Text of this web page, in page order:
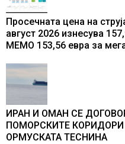
Просечната цена на
август 2026 изнесува
МЕМО 153,56 евра за
ИРАН И ОМАН СЕ
ПОМОРСКИТЕ
ОРМУСКАТА ТЕСНИНА